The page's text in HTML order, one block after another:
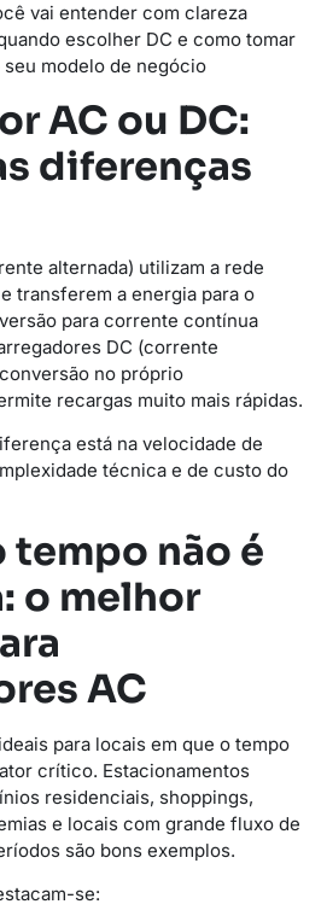
vai entender com clareza
escolher DC e como tomar
modelo de negócio
AC ou DC:
diferenças
alternada) utilizam a rede
transferem a energia para o
para corrente contínua
DC (corrente
no próprio
recargas muito mais rápidas.
está na velocidade de
técnica e de custo do
tempo não é
o melhor
AC
para locais em que o tempo
crítico. Estacionamentos
residenciais, shoppings,
e locais com grande fluxo de
são bons exemplos.
se: